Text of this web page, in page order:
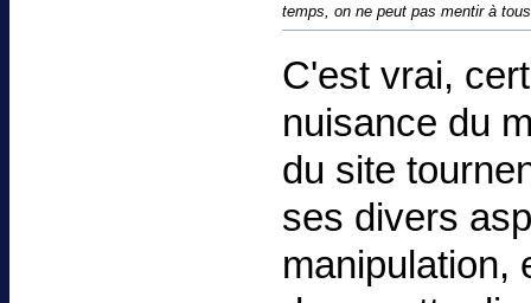
temps, on ne peut pas mentir à
C'est vrai,
nuisance du
du site
ses divers
manipulation,